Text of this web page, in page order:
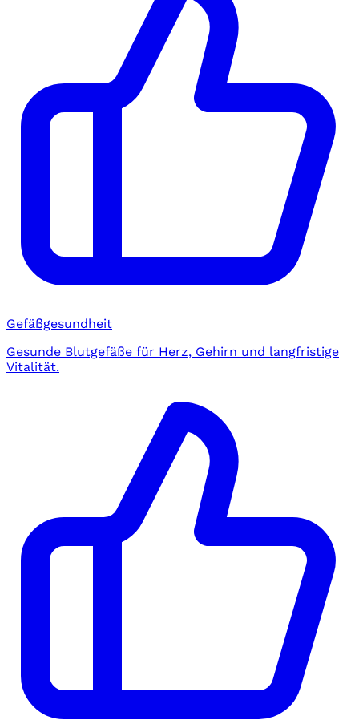
Gefäßgesundheit
Gesunde Blutgefäße für Herz, Gehirn und langfristige
Vitalität.